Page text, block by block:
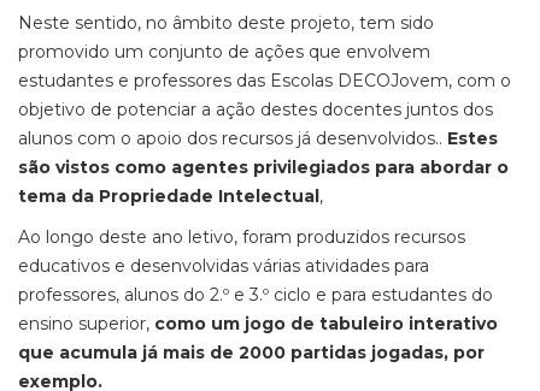
Neste sentido, no âmbito deste projeto, tem sido
promovido um conjunto de ações que envolvem
estudantes e professores das Escolas DECOJovem, com o
objetivo de potenciar a ação destes docentes juntos dos
alunos com o apoio dos recursos já desenvolvidos.. Estes
são vistos como agentes privilegiados para abordar o
tema da Propriedade Intelectual,
Ao longo deste ano letivo, foram produzidos recursos
educativos e desenvolvidas várias atividades para
professores, alunos do 2.º e 3.º ciclo e para estudantes do
ensino superior, como um jogo de tabuleiro interativo
que acumula já mais de 2000 partidas jogadas, por
exemplo.